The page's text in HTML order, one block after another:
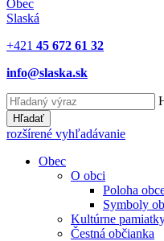
Obec
Slaská
+421 45 672 61 32
info@slaska.sk
Hľadať
rozšírené vyhľadávanie
Obec
O obci
Poloha
Symboly
Kultúrne
Čestná občianka